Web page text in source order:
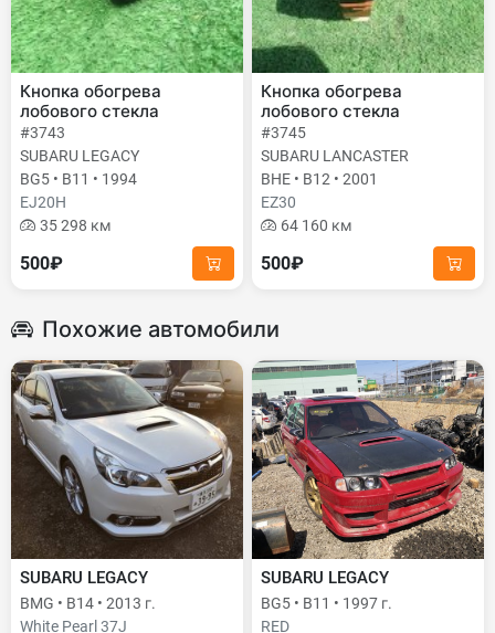
Кнопка обогрева
лобового стекла
#3743
SUBARU LEGACY
BG5 • B11 • 1994
EJ20H
35 298 км
500₽
Кнопка обогрева
лобового стекла
#3745
SUBARU LANCASTER
BHE • B12 • 2001
EZ30
64 160 км
500₽
Похожие автомобили
SUBARU LEGACY
BMG • B14 • 2013 г.
White Pearl 37J
SUBARU LEGACY
BG5 • B11 • 1997 г.
RED